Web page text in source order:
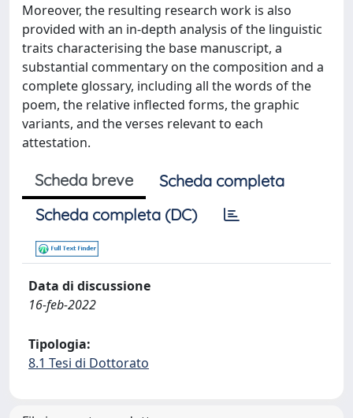
Moreover, the resulting research work is also
provided with an in-depth analysis of the linguistic
traits characterising the base manuscript, a
substantial commentary on the composition and a
complete glossary, including all the words of the
poem, the relative inflected forms, the graphic
variants, and the verses relevant to each
attestation.
Scheda breve
Scheda completa
Scheda completa (DC)
Data di discussione
16-feb-2022
Tipologia:
8.1 Tesi di Dottorato